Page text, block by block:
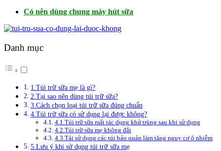
Có nên dùng chung máy hút sữa
Danh mục
1.Túi trữ sữa mẹ là gì?
2.Tại sao nên dùng túi trữ sữa?
3.Cách chọn loại túi trữ sữa đúng chuẩn
4.Túi trữ sữa có sử dụng lại được không?
4.1.Túi trữ sữa mất tác dụng khử trùng sau khi sử dụng
4.2.Túi trữ sữa mẹ không đắt
4.3.Tái sử dụng các túi bảo quản làm tăng nguy cơ ô nhiễm
5.Lưu ý khi sử dụng túi trữ sữa mẹ